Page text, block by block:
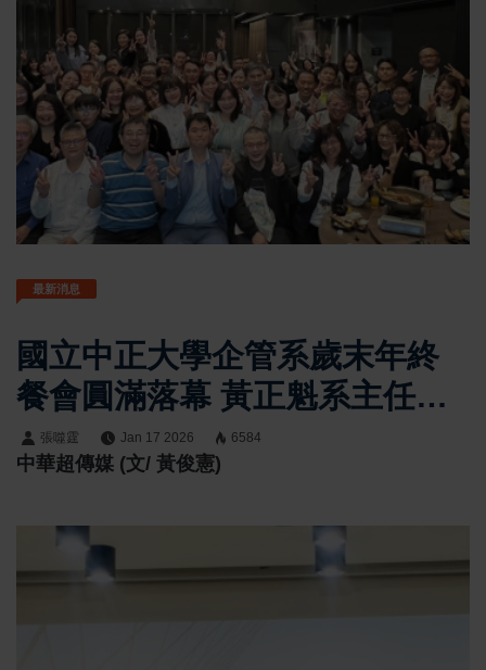
最新消息
國立中正大學企管系歲末年終
餐會圓滿落幕 黃正魁系主任與
系友會張鈞棓會長攜手主持 管
理學院連雅慧院長與鄭祥麟教
授及師長、系友共襄盛舉
張噬霆 Jan 17 2026 6584
中華超傳媒 (文/ 黃俊憲)